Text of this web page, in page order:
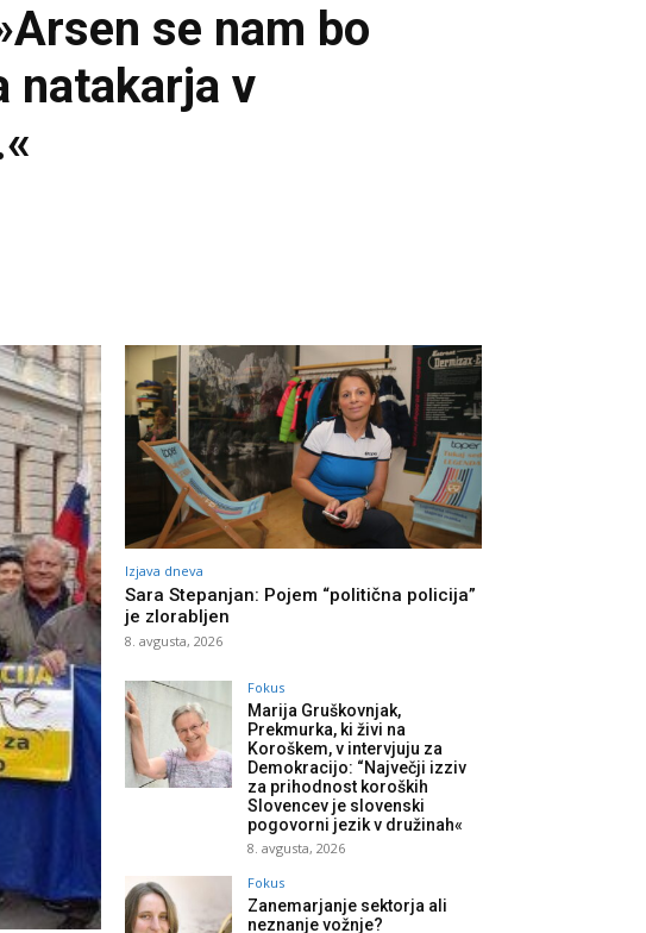
se nam bo
natakarja v
Izjava dneva
Sara Stepanjan: Pojem “politična policija”
je zlorabljen
8. avgusta, 2026
Fokus
Marija Gruškovnjak,
Prekmurka, ki živi na
Koroškem, v intervjuju za
Demokracijo: “Največji izziv
za prihodnost koroških
Slovencev je slovenski
pogovorni jezik v družinah«
8. avgusta, 2026
Fokus
Zanemarjanje sektorja ali
neznanje vožnje?